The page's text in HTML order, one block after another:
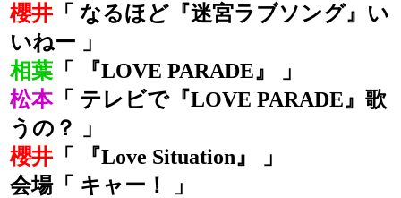
櫻井 「 なるほど『迷宮ラブソング』い
いねー 」
相葉 「 『LOVE PARADE』 」
松本「 テレビで『LOVE PARADE』歌
うの？ 」
櫻井 「 『Love Situation』 」
会場「 キャー！ 」